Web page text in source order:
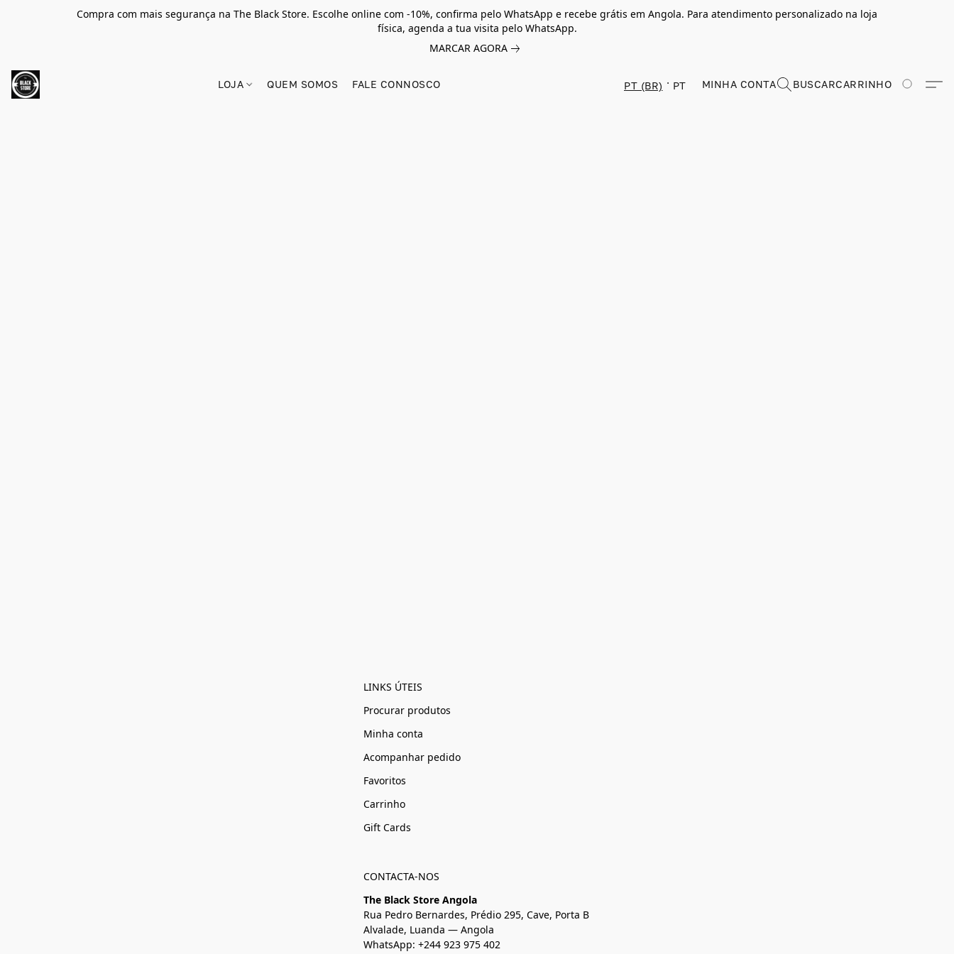
Compra com mais segurança na The Black Store. Escolhe online com -10%, confirma pelo WhatsApp e recebe grátis em Angola. Para atendimento personalizado na loja
física, agenda a tua visita pelo WhatsApp.
MARCAR AGORA
LOJA QUEM SOMOS FALE CONNOSCO PT (BR) PT MINHA CONTA BUSCARCARRINHO
LINKS ÚTEIS
Procurar produtos
Minha conta
Acompanhar pedido
Favoritos
Carrinho
Gift Cards
CONTACTA-NOS
The Black Store Angola
Rua Pedro Bernardes, Prédio 295, Cave, Porta B
Alvalade, Luanda — Angola
WhatsApp: +244 923 975 402